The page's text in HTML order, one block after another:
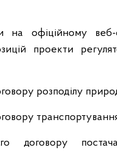
на офіційному
проекти
розподілу
договору